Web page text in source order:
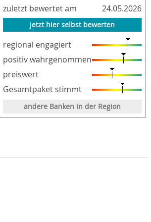
zuletzt bewertet am 24.05.2026
jetzt hier selbst bewerten
regional engagiert
positiv wahrgenommen
preiswert
Gesamtpaket stimmt
andere Banken in der Region